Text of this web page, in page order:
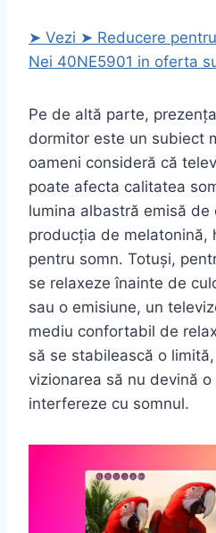
➤ Vezi ➤ Reducere
Nei 40NE5901 in oferta
Pe de altă parte,
dormitor este un subiect
oameni consideră că
poate afecta calitatea
lumina albastră emisă de
producția de melatonină,
pentru somn. Totuși,
se relaxeze înainte de
sau o emisiune, un
mediu confortabil de
să se stabilească o
vizionarea să nu devină
interfereze cu somnul.